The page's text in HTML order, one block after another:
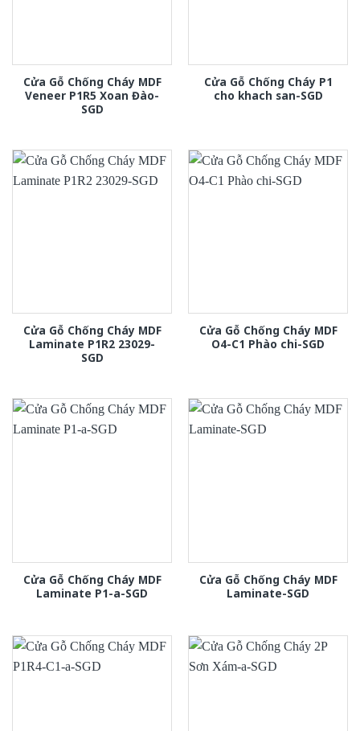
Cửa Gỗ Chống Cháy MDF
Veneer P1R5 Xoan Đào-
SGD
Cửa Gỗ Chống Cháy P1
cho khach san-SGD
Cửa Gỗ Chống Cháy MDF
Laminate P1R2 23029-
SGD
Cửa Gỗ Chống Cháy MDF
O4-C1 Phào chi-SGD
Cửa Gỗ Chống Cháy MDF
Laminate P1-a-SGD
Cửa Gỗ Chống Cháy MDF
Laminate-SGD